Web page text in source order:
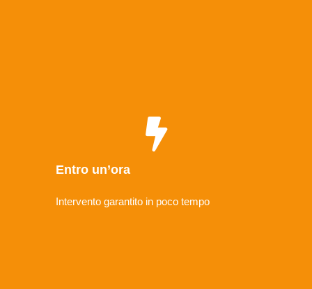
Entro un’ora
Intervento garantito in poco tempo